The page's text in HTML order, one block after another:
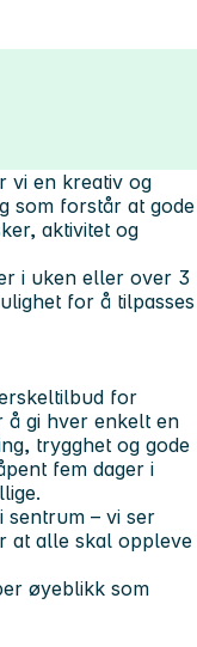
vi en kreativ og
som forstår at gode
aktivitet og
i uken eller over 3
for å tilpasses
for
å gi hver enkelt en
trygghet og gode
fem dager i
sentrum – vi ser
at alle skal oppleve
øyeblikk som